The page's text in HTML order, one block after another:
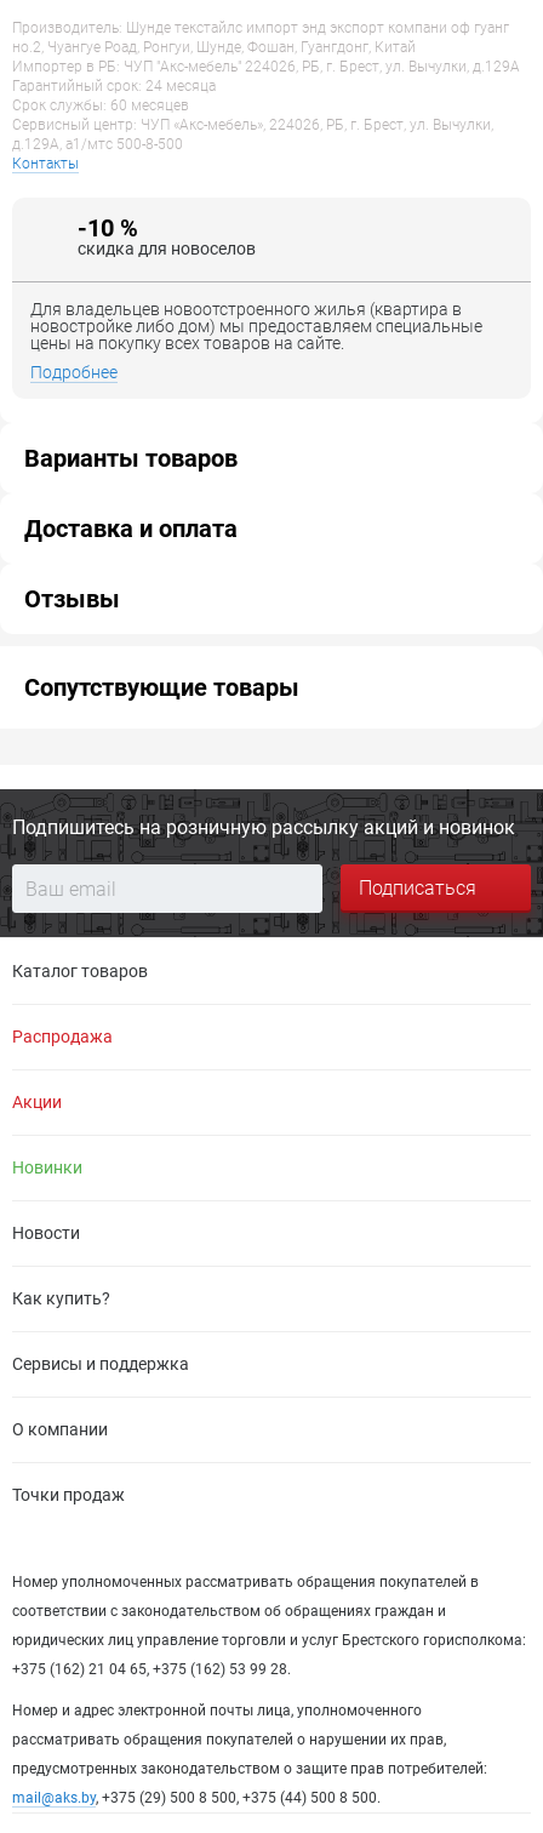
Производитель: Шунде текстайлс импорт энд экспорт компани оф гуанг
но.2, Чуангуе Роад, Ронгуи, Шунде, Фошан, Гуангдонг, Китай
Импортер в РБ: ЧУП "Акс-мебель" 224026, РБ, г. Брест, ул. Вычулки, д.129А
Гарантийный срок: 24 месяца
Срок службы: 60 месяцев
Сервисный центр: ЧУП «Акс-мебель», 224026, РБ, г. Брест, ул. Вычулки,
д.129А, a1/мтс 500-8-500
Контакты
-10 %
скидка для новоселов
Для владельцев новоотстроенного жилья (квартира в
новостройке либо дом) мы предоставляем специальные
цены на покупку всех товаров на сайте.
Подробнее
Варианты товаров
Доставка и оплата
Отзывы
Сопутствующие товары
Подпишитесь на розничную рассылку акций и новинок
Подписаться
Каталог товаров
Распродажа
Акции
Новинки
Новости
Как купить?
Сервисы и поддержка
О компании
Точки продаж
Номер уполномоченных рассматривать обращения покупателей в
соответствии с законодательством об обращениях граждан и
юридических лиц управление торговли и услуг Брестского горисполкома:
+375 (162) 21 04 65, +375 (162) 53 99 28.
Номер и адрес электронной почты лица, уполномоченного
рассматривать обращения покупателей о нарушении их прав,
предусмотренных законодательством о защите прав потребителей:
mail@aks.by, +375 (29) 500 8 500, +375 (44) 500 8 500.